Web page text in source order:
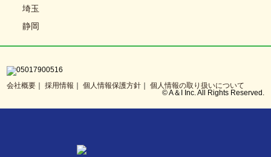
埼玉
静岡
会社概要 採用情報 個人情報保護方針
個人情報の取り扱いについて
© A＆I Inc. All Rights Reserved.